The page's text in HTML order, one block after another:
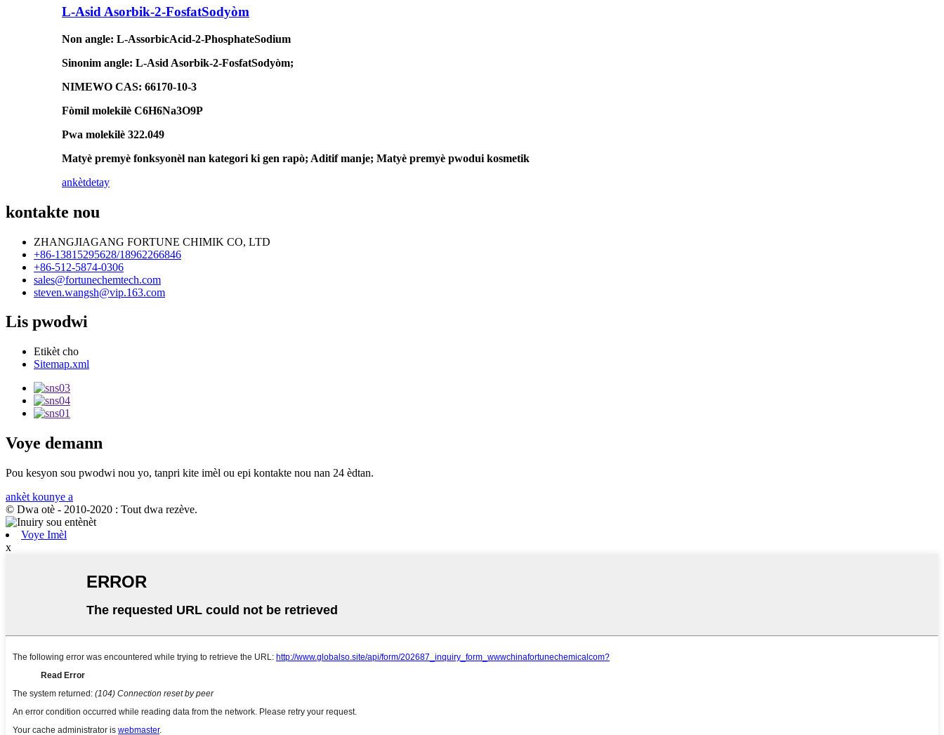
L-Asid Asorbik-2-FosfatSodyòm
Non angle: L-AssorbicAcid-2-PhosphateSodium
Sinonim angle: L-Asid Asorbik-2-FosfatSodyòm;
NIMEWO CAS: 66170-10-3
Fòmil molekilè C6H6Na3O9P
Pwa molekilè 322.049
Matyè premyè fonksyonèl nan kategori ki gen rapò; Aditif manje; Matyè premyè pwodui kosmetik
ankètdetay
kontakte nou
ZHANGJIAGANG FORTUNE CHIMIK CO, LTD
+86-13815295628/18962266846
+86-512-5874-0306
sales@fortunechemtech.com
steven.wangsh@vip.163.com
Lis pwodwi
Etikèt cho
Sitemap.xml
Voye demann
Pou kesyon sou pwodwi nou yo, tanpri kite imèl ou epi kontakte nou nan 24 èdtan.
ankèt kounye a
© Dwa otè - 2010-2020 : Tout dwa rezève.
Voye Imèl
x